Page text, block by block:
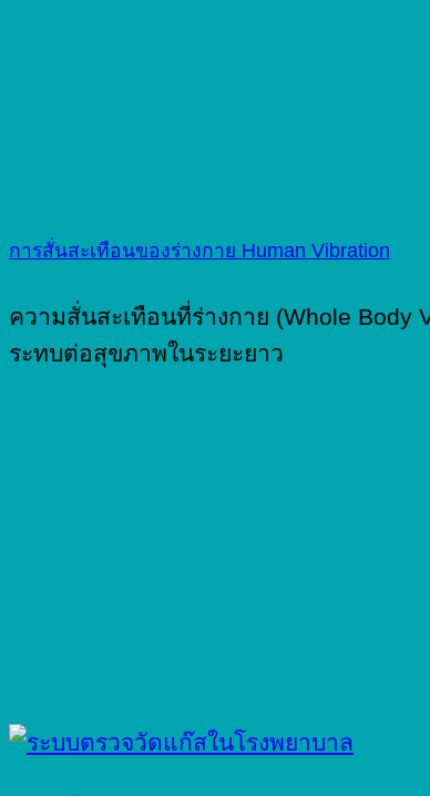
การสั่นสะเทือนของร่างกาย Human Vibration
ความสั่นสะเทือนที่ร่างกาย (Whole Body
ระทบต่อสุขภาพในระยะยาว